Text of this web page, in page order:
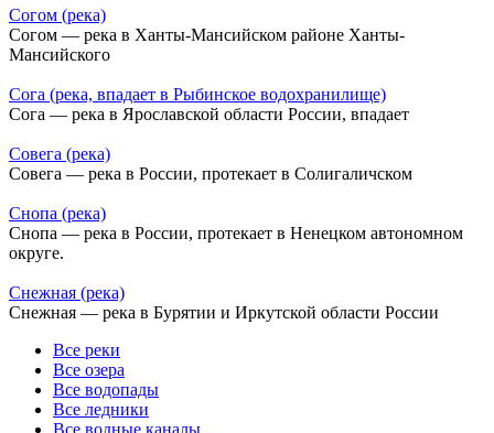
Согом (река)
Согом — река в Ханты-Мансийском районе Ханты-
Мансийского
Сога (река, впадает в Рыбинское водохранилище)
Сога — река в Ярославской области России, впадает
Совега (река)
Совега — река в России, протекает в Солигаличском
Снопа (река)
Снопа — река в России, протекает в Ненецком автономном
округе.
Снежная (река)
Снежная — река в Бурятии и Иркутской области России
Все реки
Все озера
Все водопады
Все ледники
Все водные каналы